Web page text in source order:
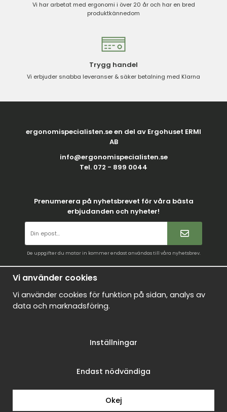
Vi har arbetat med ergonomi i över 20 år och har en bred
produktkännedom
Trygg handel
Vi erbjuder snabba leveranser & säker betalning med Klarna
ergonomispecialisten.se en del av Ergohuset ERMI
AB
info@ergonomispecialisten.se
Tel. 072 - 899 0044
Prenumerera på nyhetsbrevet för våra bästa
erbjudanden och nyheter!
De uppgifter du matar in kommer endast användas till våra nyhetsbrev.
Mina favoriter
Logga in
Nyheter
Drift & produktion:Wikinggruppen
Vi använder cookies
Vi använder cookies för funktion på sidan, analys av
data och marknadsföring.
Inställningar
Endast nödvändiga
Okej